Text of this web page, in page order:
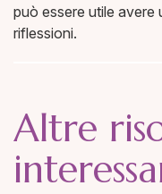
può essere utile avere
riflessioni.
Altre